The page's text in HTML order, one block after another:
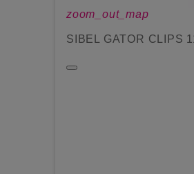
zoom_out_map
SIBEL GATOR CLIPS